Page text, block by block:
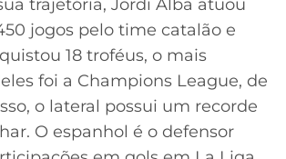
trajetória, Jordi Alba atuou
jogos pelo time catalão e
18 troféus, o mais
foi a Champions League, de
o lateral possui um recorde
O espanhol é o defensor